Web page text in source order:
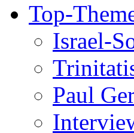
Top-
Israel-
Paul